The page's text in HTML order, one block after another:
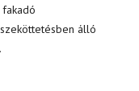
álló